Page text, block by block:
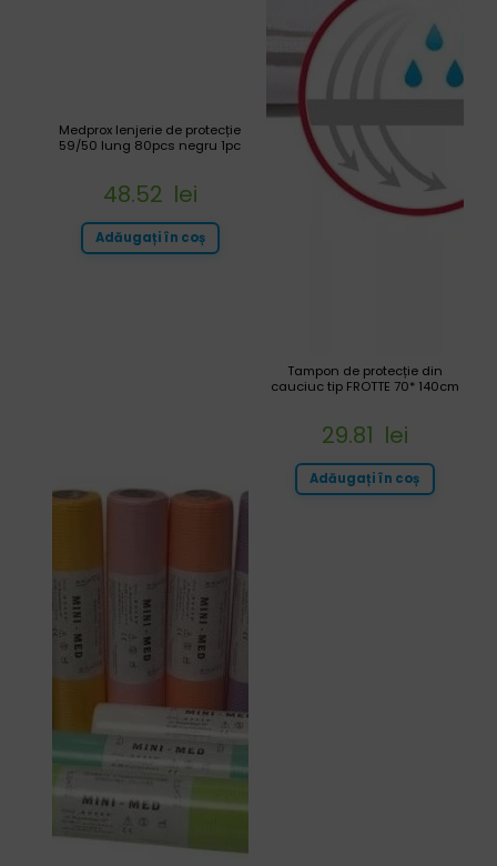
Tampon de protecție din
cauciuc tip FROTTE 70* 140cm
29.81 lei
Adăugați în coș
Medprox lenjerie de protecție
59/50 lung 80pcs negru 1pc
48.52 lei
Adăugați în coș